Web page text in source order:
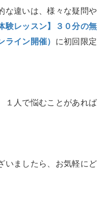
な違いは、様々な疑問や
験レッスン】３０分の無
イン開催） に初回限定
１人で悩むことがあれば
いましたら、お気軽にど